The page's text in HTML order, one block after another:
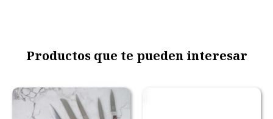
Productos que te pueden interesar